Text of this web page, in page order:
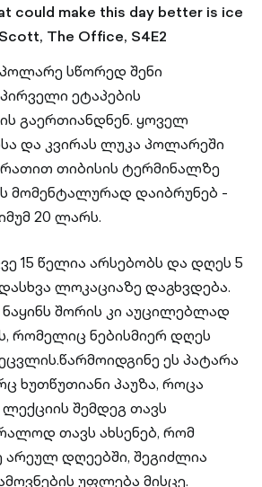
could make this day better is ice
The Office, S4E2
სწორედ შენი
ეტაპების
გაერთიანდნენ. ყოველ
და კვირას ლუკა პოლარეში
თიბისის ტერმინალზე
ს მომენტალურად დაიბრუნებ -
20 ლარს.
15 წელია არსებობს და დღეს 5
ლოკაციაზე დაგხვდება.
შორის კი აუცილებლად
რომელიც ნებისმიერ დღეს
ეს პატარა
ხუთწუთიანი პაუზა, როცა
ლექციის შემდეგ თავს
თავს ახსენებ, რომ
დღეებში, შეგიძლია
უფლება მისცე.